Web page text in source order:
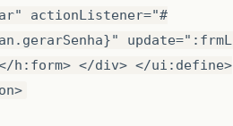
actionListener="#
h:form> </div> </ui:define>